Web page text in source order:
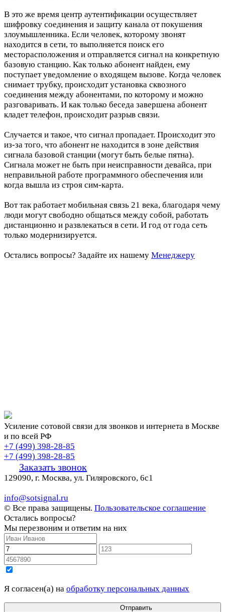
В это же время центр аутентификации осуществляет
шифровку соединения и защиту канала от покушения
злоумышленника. Если человек, которому звонят
находится в сети, то выполняется поиск его
месторасположения и отправляется сигнал на конкретную
базовую станцию. Как только абонент найден, ему
поступает уведомление о входящем вызове. Когда человек
снимает трубку, происходит установка сквозного
соединения между абонентами, по которому и можно
разговаривать. И как только беседа завершена абонент
кладет телефон, происходит разрыв связи.
Случается и такое, что сигнал пропадает. Происходит это
из-за того, что абонент не находится в зоне действия
сигнала базовой станции (могут быть белые пятна).
Сигнала может не быть при неисправности девайса, при
неправильной работе программного обеспечения или
когда вышла из строя сим-карта.
Вот так работает мобильная связь 21 века, благодаря чему
люди могут свободно общаться между собой, работать
дистанционно и развлекаться в сети. И год от года сеть
только модернизируется.
Остались вопросы? Задайте их нашему Менеджеру
Усиление сотовой связи для звонков и интернета в Москве
и по всей РФ
+7 (499) 398-28-85
+7 (499) 398-28-85
Заказать звонок
129090, г. Москва, ул. Гиляровского, 6с1
info@sotsignal.ru
© Все права защищены. Пользовательское соглашение
Остались вопросы?
Мы перезвоним и ответим на них
Я согласен(а) на обработку персональных данных